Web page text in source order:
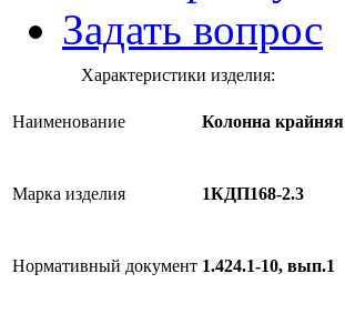
Задать вопрос
Характеристики изделия:
Наименование Колонна крайняя
Марка изделия 1КДП168-2.3
Нормативный документ 1.424.1-10, вып.1